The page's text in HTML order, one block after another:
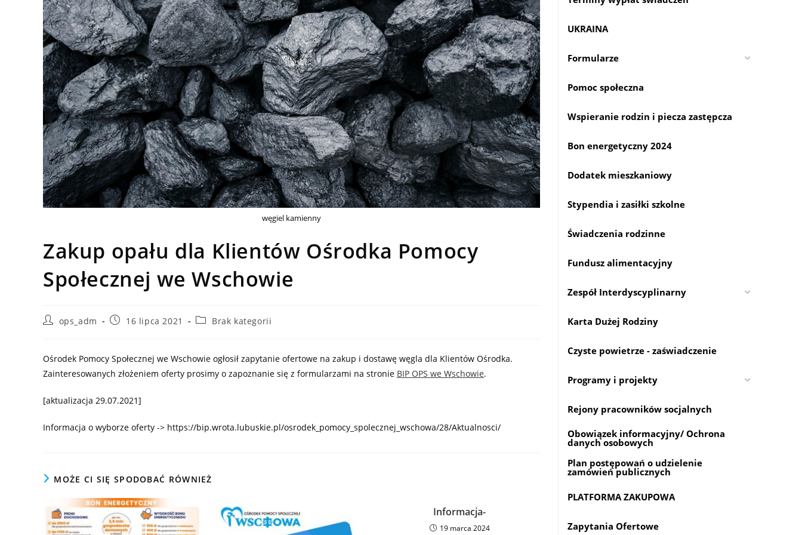
węgiel kamienny
Zakup opału dla Klientów Ośrodka Pomocy
Społecznej we Wschowie
Postops_adm
Post16 lipca 2021
PostBrak kategorii
Ośrodek Pomocy Społecznej we Wschowie ogłosił zapytanie ofertowe na zakup i dostawę węgla dla Klientów Ośrodka.
Zainteresowanych złożeniem oferty prosimy o zapoznanie się z formularzami na stronie BIP OPS we Wschowie.
[aktualizacja 29.07.2021]
Informacja o wyborze oferty -> https://bip.wrota.lubuskie.pl/osrodek_pomocy_spolecznej_wschowa/28/Aktualnosci/
MOŻE CI SIĘ SPODOBAĆ RÓWNIEŻ
Informacja-
19 marca 2024
UKRAINA
Formularze
Pomoc społeczna
Wspieranie rodzin i piecza zastępcza
Bon energetyczny 2024
Dodatek mieszkaniowy
Stypendia i zasiłki szkolne
Świadczenia rodzinne
Fundusz alimentacyjny
Zespół Interdyscyplinarny
Karta Dużej Rodziny
Czyste powietrze - zaświadczenie
Programy i projekty
Rejony pracowników socjalnych
Obowiązek informacyjny/ Ochrona
danych osobowych
Plan postępowań o udzielenie
zamówień publicznych
PLATFORMA ZAKUPOWA
Zapytania Ofertowe